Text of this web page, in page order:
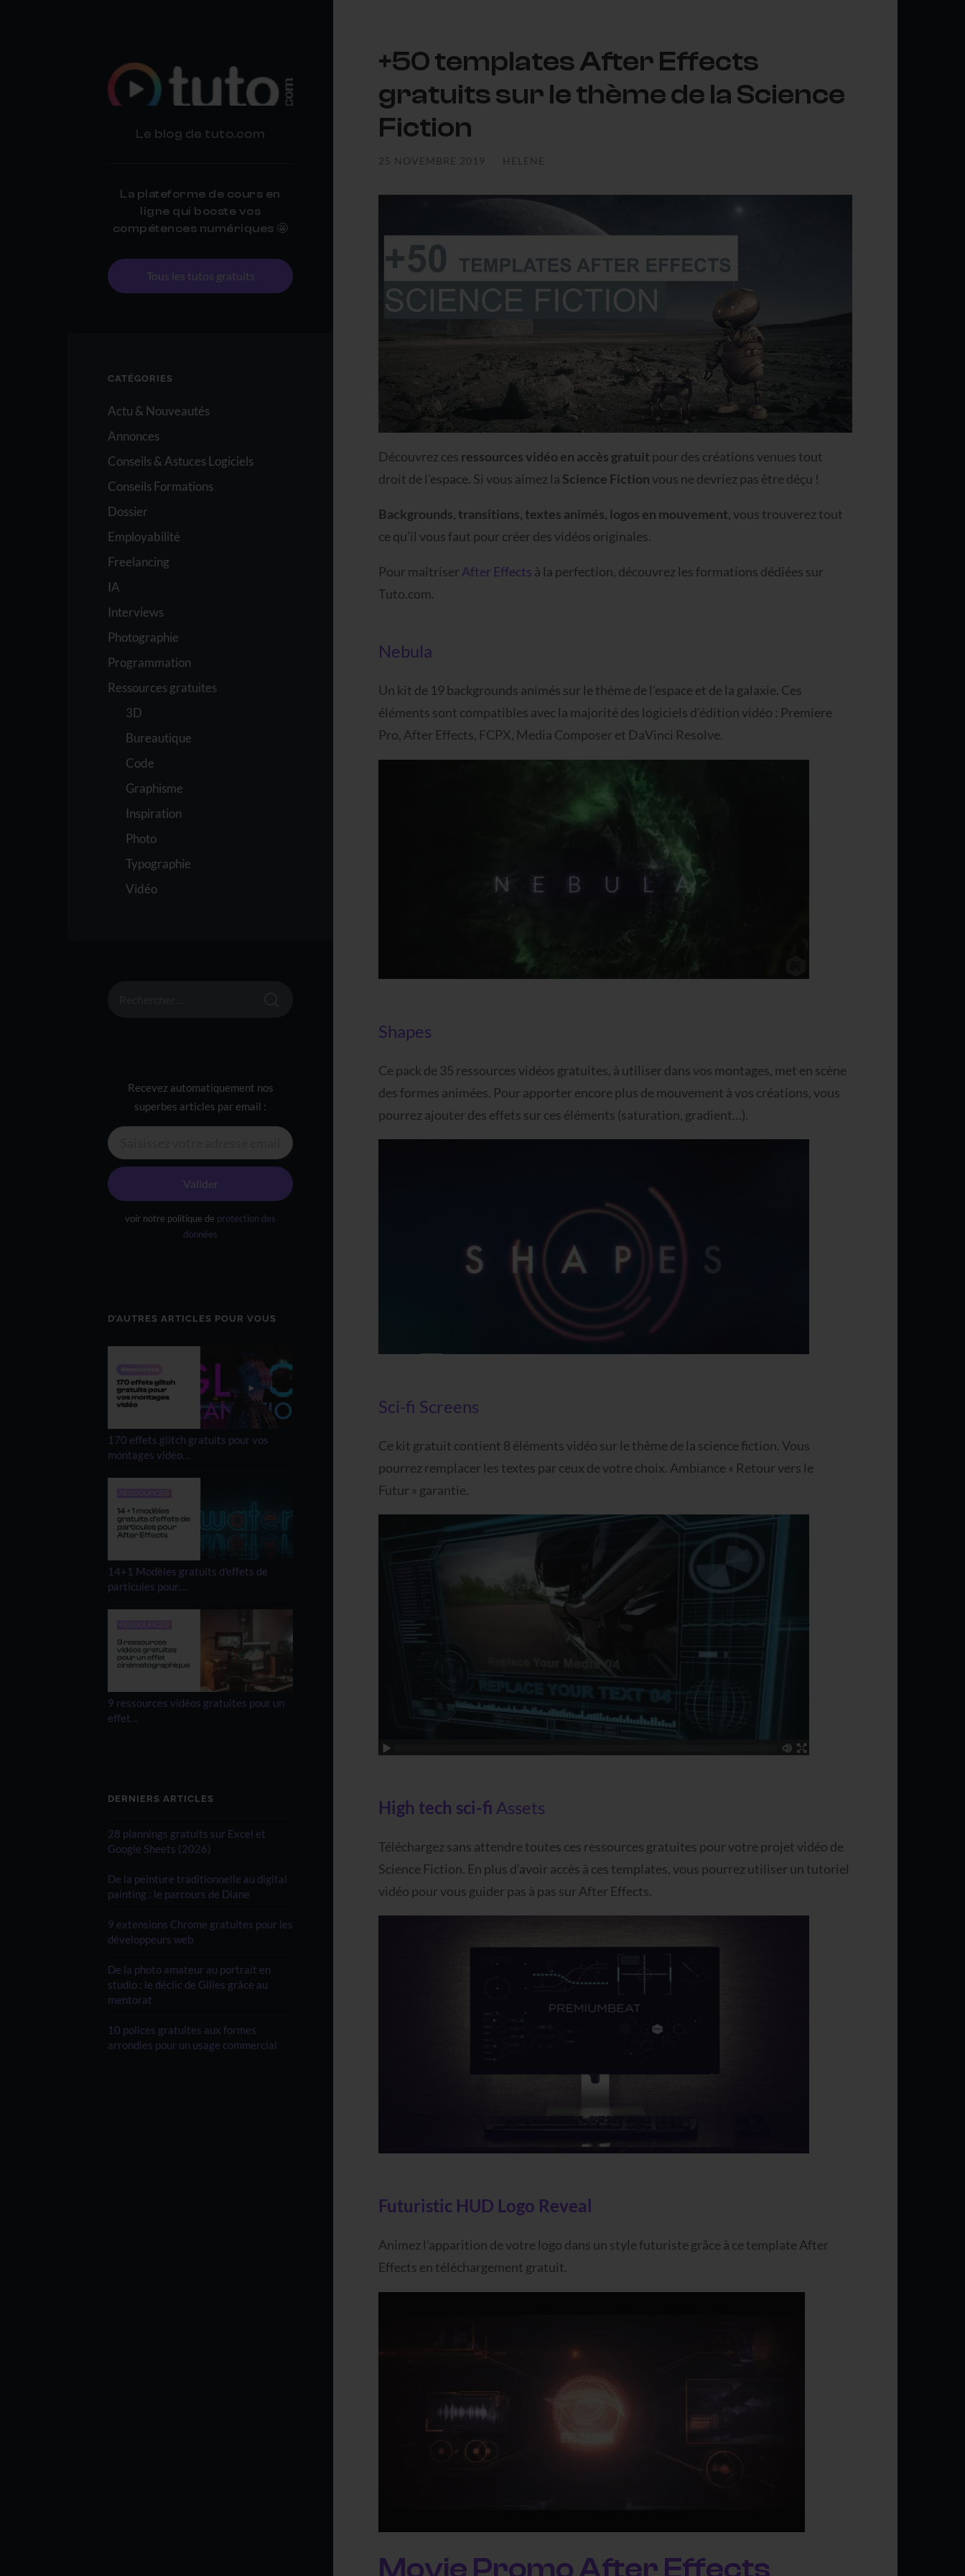
TUTO.COM
Le blog de tuto.com
La plateforme de cours en
ligne qui booste vos
compétences numériques 🤩
Tous les tutos gratuits
CATÉGORIES
Actu & Nouveautés
Annonces
Conseils & Astuces Logiciels
Conseils Formations
Dossier
Employabilité
Freelancing
IA
Interviews
Photographie
Programmation
Ressources gratuites
3D
Bureautique
Code
Graphisme
Inspiration
Photo
Typographie
Vidéo
Recevez automatiquement nos
superbes articles par email :
Valider
voir notre politique de protection des
données
D’AUTRES ARTICLES POUR VOUS
170 effets glitch gratuits pour vos
montages vidéo…
14+1 Modèles gratuits d'effets de
particules pour…
9 ressources vidéos gratuites pour un
effet…
DERNIERS ARTICLES
28 plannings gratuits sur Excel et
Google Sheets (2026)
De la peinture traditionnelle au digital
painting : le parcours de Diane
9 extensions Chrome gratuites pour les
développeurs web
De la photo amateur au portrait en
studio : le déclic de Gilles grâce au
mentorat
10 polices gratuites aux formes
arrondies pour un usage commercial
+50 templates After Effects
gratuits sur le thème de la Science
Fiction
25 NOVEMBRE 2019 HELENE
Découvrez ces ressources vidéo en accès gratuit pour des créations venues tout
droit de l’espace. Si vous aimez la Science Fiction vous ne devriez pas être déçu !
Backgrounds, transitions, textes animés, logos en mouvement, vous trouverez tout
ce qu’il vous faut pour créer des vidéos originales.
Pour maîtriserAfter Effects à la perfection, découvrez les formations dédiées sur
Tuto.com.
Nebula
Un kit de 19 backgrounds animés sur le thème de l’espace et de la galaxie. Ces
éléments sont compatibles avec la majorité des logiciels d’édition vidéo : Premiere
Pro, After Effects, FCPX, Media Composer et DaVinci Resolve.
Shapes
Ce pack de 35 ressources vidéos gratuites, à utiliser dans vos montages, met en scène
des formes animées. Pour apporter encore plus de mouvement à vos créations, vous
pourrez ajouter des effets sur ces éléments (saturation, gradient…).
Sci-fi Screens
Ce kit gratuit contient 8 éléments vidéo sur le thème de la science fiction. Vous
pourrez remplacer les textes par ceux de votre choix. Ambiance « Retour vers le
Futur » garantie.
High tech sci-fi Assets
Téléchargez sans attendre toutes ces ressources gratuites pour votre projet vidéo de
Science Fiction. En plus d’avoir accès à ces templates, vous pourrez utiliser un tutoriel
vidéo pour vous guider pas à pas sur After Effects.
Futuristic HUD Logo Reveal
Animez l’apparition de votre logo dans un style futuriste grâce à ce template After
Effects en téléchargement gratuit.